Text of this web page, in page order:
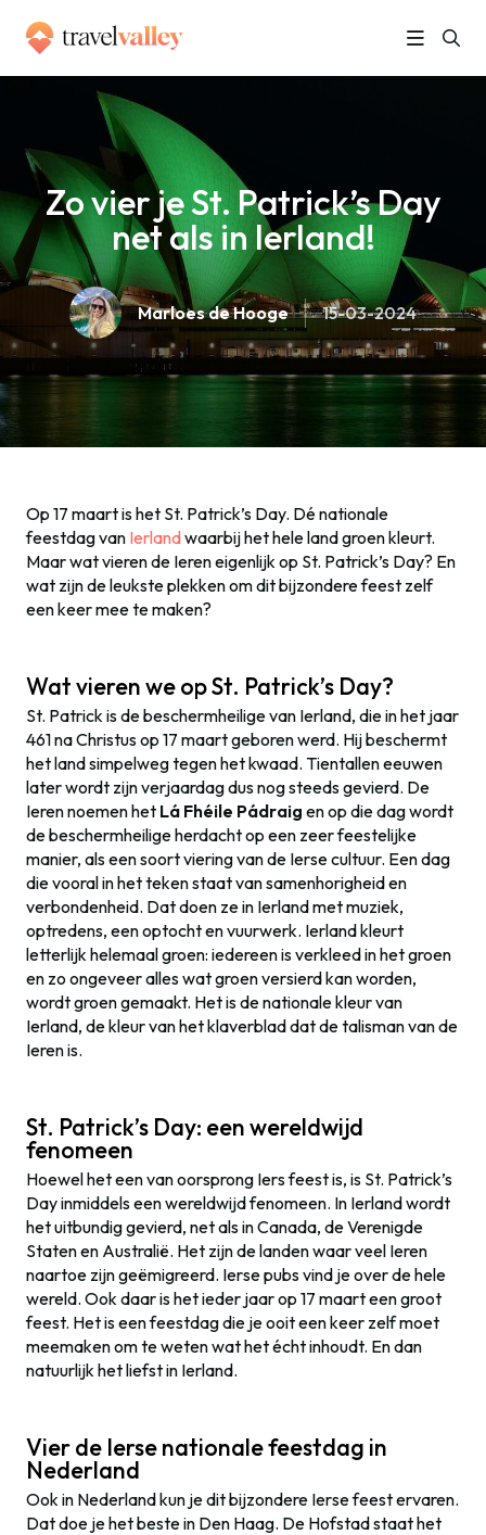
»
Zo vier je St. Patrick’s Day
net als in Ierland!
Marloes de Hooge 15-03-2024
Op 17 maart is het St. Patrick’s Day. Dé nationale
feestdag van Ierlandwaarbij het hele land groen kleurt.
Maar wat vieren de Ieren eigenlijk op St. Patrick’s Day? En
wat zijn de leukste plekken om dit bijzondere feest zelf
een keer mee te maken?
Wat vieren we op St. Patrick’s Day?
St. Patrick is de beschermheilige van Ierland, die in het jaar
461 na Christus op 17 maart geboren werd. Hij beschermt
het land simpelweg tegen het kwaad. Tientallen eeuwen
later wordt zijn verjaardag dus nog steeds gevierd. De
Ieren noemen het Lá Fhéile Pádraig en op die dag wordt
de beschermheilige herdacht op een zeer feestelijke
manier, als een soort viering van de Ierse cultuur. Een dag
die vooral in het teken staat van samenhorigheid en
verbondenheid. Dat doen ze in Ierland met muziek,
optredens, een optocht en vuurwerk. Ierland kleurt
letterlijk helemaal groen: iedereen is verkleed in het groen
en zo ongeveer alles wat groen versierd kan worden,
wordt groen gemaakt. Het is de nationale kleur van
Ierland, de kleur van het klaverblad dat de talisman van de
Ieren is.
St. Patrick’s Day: een wereldwijd
fenomeen
Hoewel het een van oorsprong Iers feest is, is St. Patrick’s
Day inmiddels een wereldwijd fenomeen. In Ierland wordt
het uitbundig gevierd, net als in Canada, de Verenigde
Staten en Australië. Het zijn de landen waar veel Ieren
naartoe zijn geëmigreerd. Ierse pubs vind je over de hele
wereld. Ook daar is het ieder jaar op 17 maart een groot
feest. Het is een feestdag die je ooit een keer zelf moet
meemaken om te weten wat het écht inhoudt. En dan
natuurlijk het liefst in Ierland.
Vier de Ierse nationale feestdag in
Nederland
Ook in Nederland kun je dit bijzondere Ierse feest ervaren.
Dat doe je het beste in Den Haag. De Hofstad staat het